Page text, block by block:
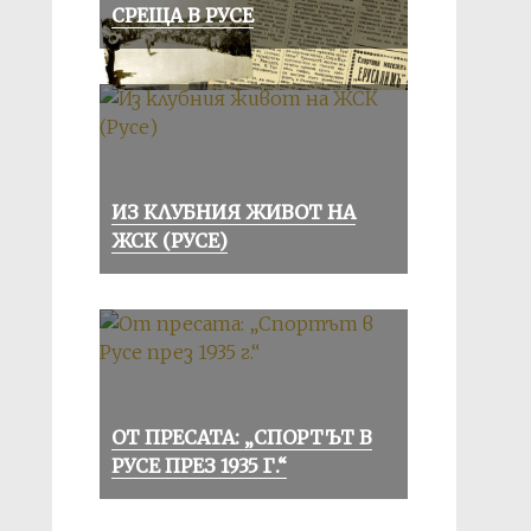
СРЕЩА В РУСЕ
ИЗ КЛУБНИЯ ЖИВОТ НА
ЖСК (РУСЕ)
ОТ ПРЕСАТА: „СПОРТЪТ В
РУСЕ ПРЕЗ 1935 Г.“